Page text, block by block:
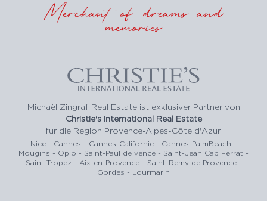
Merchant of dreams and
memories
Michaël Zingraf Real Estate ist exklusiver Partner von
Christie's International Real Estate
für die Region Provence-Alpes-Côte d'Azur.
Nice - Cannes - Cannes-Californie - Cannes-PalmBeach -
Mougins - Opio - Saint-Paul de vence - Saint-Jean Cap Ferrat -
Saint-Tropez - Aix-en-Provence - Saint-Remy de Provence -
Gordes - Lourmarin